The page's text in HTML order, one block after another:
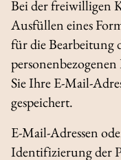
Bei der freiwilligen
Ausfüllen eines
für die Bearbeitung
Sie Ihre E-Mail-
gespeichert.
E-Mail-Adressen
Identifizierung der